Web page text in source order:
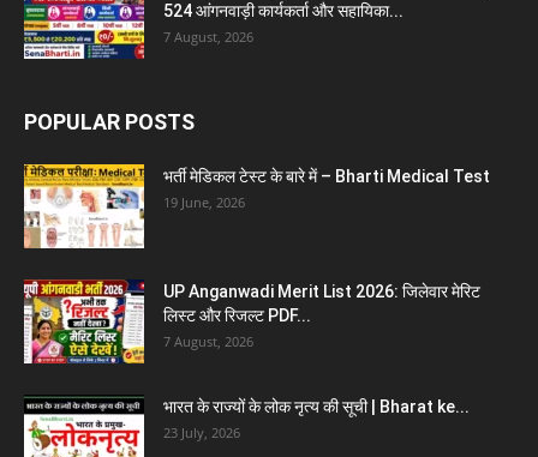
524 आंगनवाड़ी कार्यकर्ता और सहायिका...
7 August, 2026
POPULAR POSTS
भर्ती मेडिकल टेस्ट के बारे में – Bharti Medical Test
19 June, 2026
UP Anganwadi Merit List 2026: जिलेवार मेरिट
लिस्ट और रिजल्ट PDF...
7 August, 2026
भारत के राज्यों के लोक नृत्य की सूची | Bharat ke...
23 July, 2026